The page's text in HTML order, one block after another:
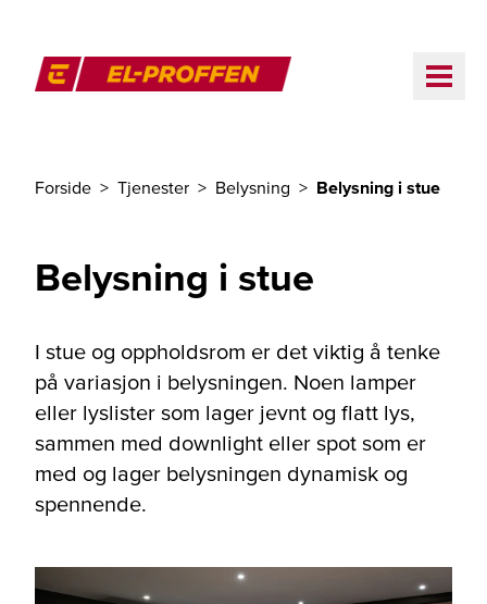
Forside Tjenester Belysning Belysning i stue
Belysning i stue
I stue og oppholdsrom er det viktig å tenke
på variasjon i belysningen. Noen lamper
eller lyslister som lager jevnt og flatt lys,
sammen med downlight eller spot som er
med og lager belysningen dynamisk og
spennende.